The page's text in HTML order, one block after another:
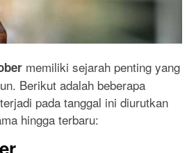
memiliki sejarah penting yang
Berikut adalah beberapa
pada tanggal ini diurutkan
hingga terbaru: